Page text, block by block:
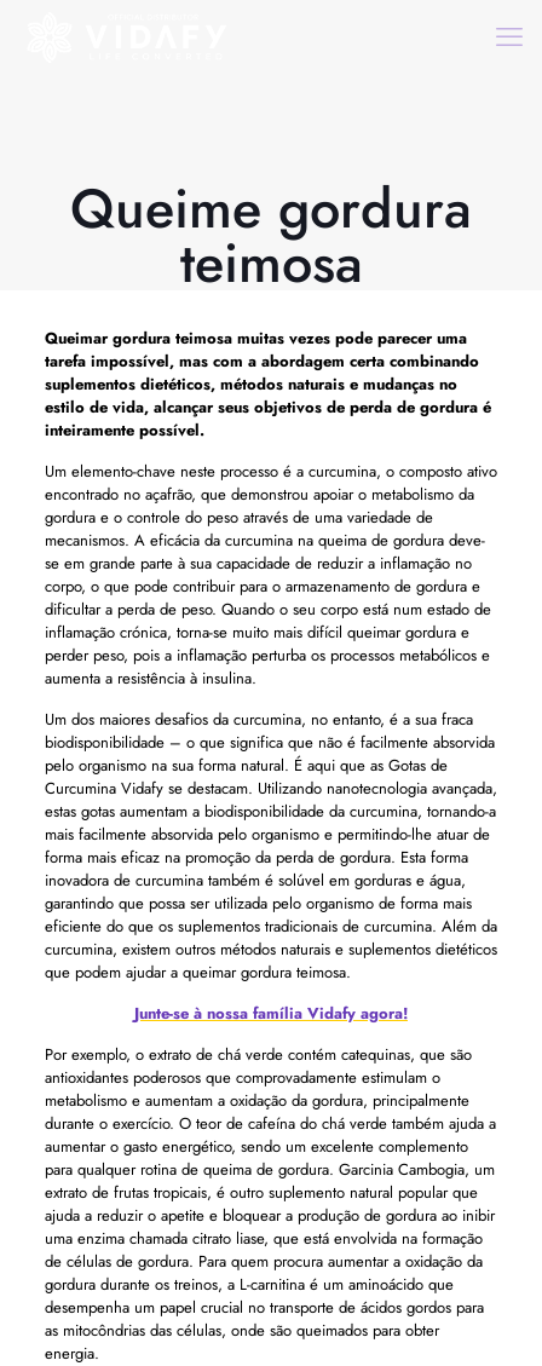
Queime gordura
teimosa
Queimar gordura teimosa muitas vezes pode parecer uma
tarefa impossível, mas com a abordagem certa combinando
suplementos dietéticos, métodos naturais e mudanças no
estilo de vida, alcançar seus objetivos de perda de gordura é
inteiramente possível.
Um elemento-chave neste processo é a curcumina, o composto ativo
encontrado no açafrão, que demonstrou apoiar o metabolismo da
gordura e o controle do peso através de uma variedade de
mecanismos. A eficácia da curcumina na queima de gordura deve-
se em grande parte à sua capacidade de reduzir a inflamação no
corpo, o que pode contribuir para o armazenamento de gordura e
dificultar a perda de peso. Quando o seu corpo está num estado de
inflamação crónica, torna-se muito mais difícil queimar gordura e
perder peso, pois a inflamação perturba os processos metabólicos e
aumenta a resistência à insulina.
Um dos maiores desafios da curcumina, no entanto, é a sua fraca
biodisponibilidade – o que significa que não é facilmente absorvida
pelo organismo na sua forma natural. É aqui que as Gotas de
Curcumina Vidafy se destacam. Utilizando nanotecnologia avançada,
estas gotas aumentam a biodisponibilidade da curcumina, tornando-a
mais facilmente absorvida pelo organismo e permitindo-lhe atuar de
forma mais eficaz na promoção da perda de gordura. Esta forma
inovadora de curcumina também é solúvel em gorduras e água,
garantindo que possa ser utilizada pelo organismo de forma mais
eficiente do que os suplementos tradicionais de curcumina. Além da
curcumina, existem outros métodos naturais e suplementos dietéticos
que podem ajudar a queimar gordura teimosa.
Junte-se à nossa família Vidafy agora!
Por exemplo, o extrato de chá verde contém catequinas, que são
antioxidantes poderosos que comprovadamente estimulam o
metabolismo e aumentam a oxidação da gordura, principalmente
durante o exercício. O teor de cafeína do chá verde também ajuda a
aumentar o gasto energético, sendo um excelente complemento
para qualquer rotina de queima de gordura. Garcinia Cambogia, um
extrato de frutas tropicais, é outro suplemento natural popular que
ajuda a reduzir o apetite e bloquear a produção de gordura ao inibir
uma enzima chamada citrato liase, que está envolvida na formação
de células de gordura. Para quem procura aumentar a oxidação da
gordura durante os treinos, a L-carnitina é um aminoácido que
desempenha um papel crucial no transporte de ácidos gordos para
as mitocôndrias das células, onde são queimados para obter
energia.